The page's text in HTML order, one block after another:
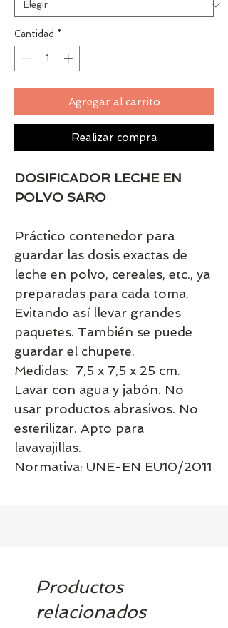
Cantidad *
Agregar al carrito
Realizar compra
DOSIFICADOR LECHE EN
POLVO SARO
Práctico contenedor para
guardar las dosis exactas de
leche en polvo, cereales, etc., ya
preparadas para cada toma.
Evitando así llevar grandes
paquetes. También se puede
guardar el chupete.
Medidas: 7,5 x 7,5 x 25 cm.
Lavar con agua y jabón. No
usar productos abrasivos. No
esterilizar. Apto para
lavavajillas.
Normativa: UNE-EN EU10/2011
Productos
relacionados